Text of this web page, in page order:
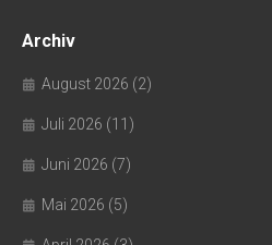
Archiv
August 2026 (2)
Juli 2026 (11)
Juni 2026 (7)
Mai 2026 (5)